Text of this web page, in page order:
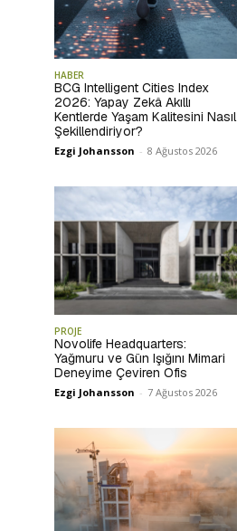
HABER
BCG Intelligent Cities Index
2026: Yapay Zekâ Akıllı
Kentlerde Yaşam Kalitesini Nasıl
Şekillendiriyor?
Ezgi Johansson - 8 Ağustos 2026
PROJE
Novolife Headquarters:
Yağmuru ve Gün Işığını Mimari
Deneyime Çeviren Ofis
Ezgi Johansson - 7 Ağustos 2026